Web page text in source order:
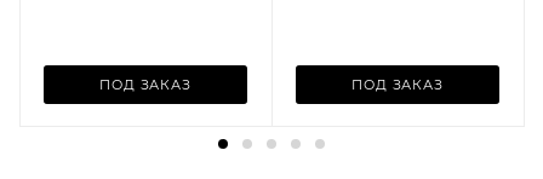
ПОД ЗАКАЗ ПОД ЗАКАЗ